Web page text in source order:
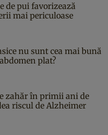
de pui favorizează
mai periculoase
nu sunt cea mai bună
plat?
zahăr în primii ani de
riscul de Alzheimer